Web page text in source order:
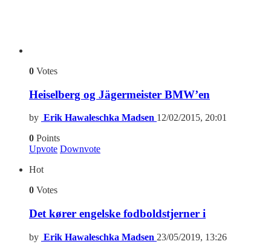
0 Votes
Heiselberg og Jägermeister BMW’en
by Erik Hawaleschka Madsen 12/02/2015, 20:01
0 Points
Upvote Downvote
Hot
0 Votes
Det kører engelske fodboldstjerner i
by Erik Hawaleschka Madsen 23/05/2019, 13:26